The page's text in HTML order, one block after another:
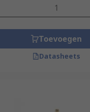
Toevoegen
Datasheets